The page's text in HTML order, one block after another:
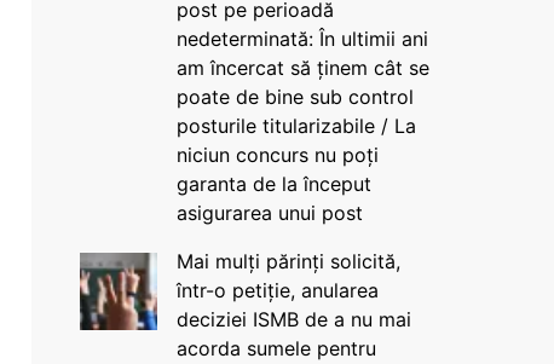
post pe perioadă
nedeterminată: În ultimii ani
am încercat să ținem cât se
poate de bine sub control
posturile titularizabile / La
niciun concurs nu poți
garanta de la început
asigurarea unui post
Mai mulți părinți solicită,
într-o petiție, anularea
deciziei ISMB de a nu mai
acorda sumele pentru